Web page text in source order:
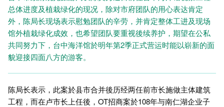
总体进度及植栽绿化的现况，除对市府团队的用心表达肯定
外，陈局长现场表示慰勉团队的辛劳，并肯定整体工进及现场
馆外植栽绿化成效，也希望团队要重视後续养护，期望在公私
共同努力下，台中海洋馆於明年第2季正式营运时能以崭新的面
貌迎接四面八方的游客。
陈局长表示，此案於县市合并後历经两任前市长施做主体建筑
工程，而在卢市长上任後，OT招商案於108年与南仁湖企业子